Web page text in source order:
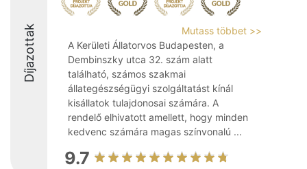
Díjazottak
Mutass többet >>
A Kerületi Állatorvos Budapesten, a
Dembinszky utca 32. szám alatt
található, számos szakmai
állategészségügyi szolgáltatást kínál
kisállatok tulajdonosai számára. A
rendelő elhivatott amellett, hogy minden
kedvenc számára magas színvonalú ...
9.7